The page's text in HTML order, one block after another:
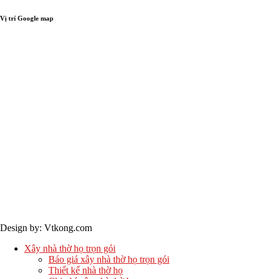
Vị trí Google map
Design by: Vtkong.com
Xây nhà thờ họ trọn gói
Báo giá xây nhà thờ họ trọn gói
Thiết kế nhà thờ họ